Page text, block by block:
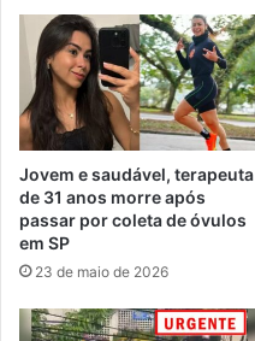
Jovem e saudável, terapeuta
de 31 anos morre após
passar por coleta de óvulos
em SP
23 de maio de 2026